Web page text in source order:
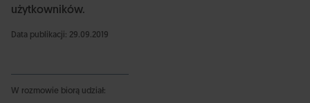
użytkowników.
Data publikacji: 29.09.2019
W rozmowie biorą udział: